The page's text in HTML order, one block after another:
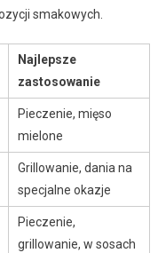
smakowych.
Najlepsze
zastosowanie
Pieczenie, mięso
mielone
Grillowanie, dania na
specjalne okazje
Pieczenie,
grillowanie, w sosach